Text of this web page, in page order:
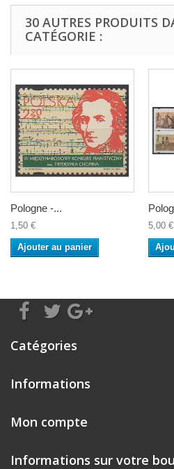
30 AUTRES PRODUITS
CATÉGORIE :
Pologne -...
1,50 €
Ajouter au panier
5,00 €
Catégories
Informations
Mon compte
Informations sur votre